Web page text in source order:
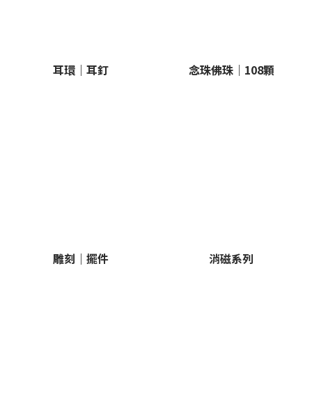
耳環｜耳釘 念珠佛珠｜108顆
雕刻｜擺件 消磁系列